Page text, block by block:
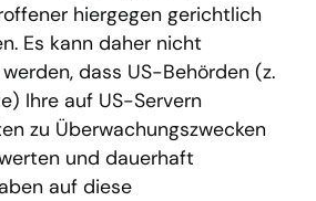
hiergegen gerichtlich
Es kann daher nicht
dass US-Behörden (z.
Ihre auf US-Servern
zu Überwachungszwecken
und dauerhaft
auf diese